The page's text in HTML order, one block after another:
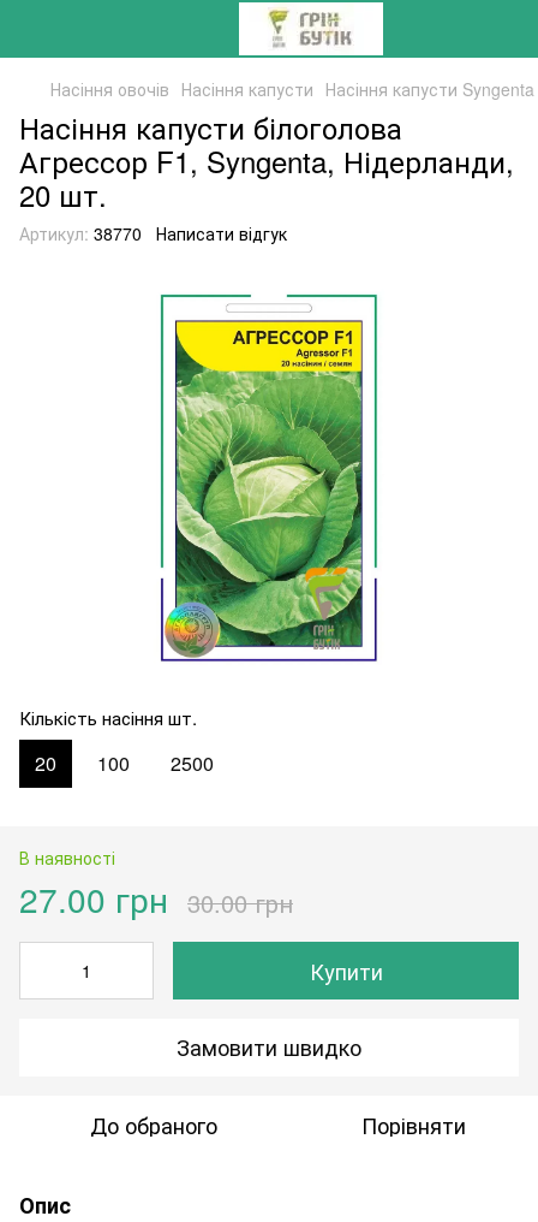
Насіння овочів Насіння капусти Насіння капусти Syngenta
Насіння капусти білоголова
Агрессор F1, Syngenta, Нідерланди,
20 шт.
Артикул: 38770 Написати відгук
Кількість насіння шт.
20 100 2500
В наявності
27.00 грн 30.00 грн
Купити
Замовити швидко
До обраного Порівняти
Опис